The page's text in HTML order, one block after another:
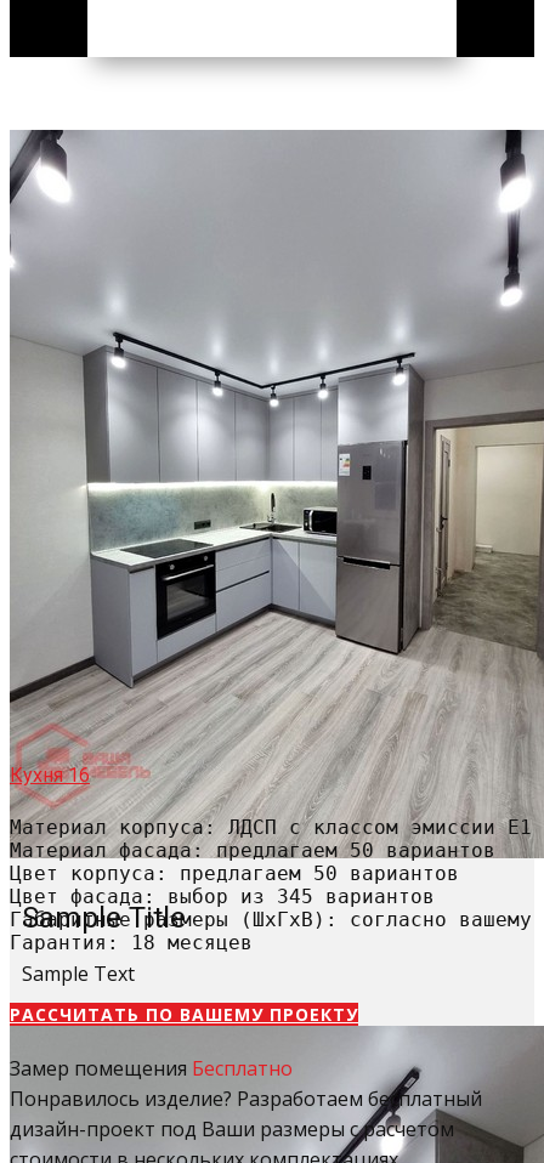
Sample Title
Sample Text
Кухня 16
Материал корпуса: ЛДСП с классом эмиссии Е1
Материал фасада: предлагаем 50 вариантов
Цвет корпуса: предлагаем 50 вариантов
Цвет фасада: выбор из 345 вариантов
Габаритные размеры (ШхГхВ): согласно вашему
Гарантия: 18 месяцев
РАССЧИТАТЬ​ ПО ВАШЕМУ ПРОЕКТУ
Замер помещения Бесплатно
Понравилось изделие? Разработаем бесплатный
дизайн-проект под Ваши размеры с расчетом